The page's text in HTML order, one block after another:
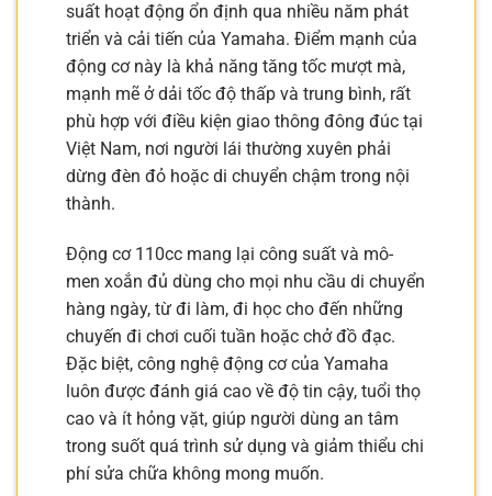
suất hoạt động ổn định qua nhiều năm phát
triển và cải tiến của Yamaha. Điểm mạnh của
động cơ này là khả năng tăng tốc mượt mà,
mạnh mẽ ở dải tốc độ thấp và trung bình, rất
phù hợp với điều kiện giao thông đông đúc tại
Việt Nam, nơi người lái thường xuyên phải
dừng đèn đỏ hoặc di chuyển chậm trong nội
thành.
Động cơ 110cc mang lại công suất và mô-
men xoắn đủ dùng cho mọi nhu cầu di chuyển
hàng ngày, từ đi làm, đi học cho đến những
chuyến đi chơi cuối tuần hoặc chở đồ đạc.
Đặc biệt, công nghệ động cơ của Yamaha
luôn được đánh giá cao về độ tin cậy, tuổi thọ
cao và ít hỏng vặt, giúp người dùng an tâm
trong suốt quá trình sử dụng và giảm thiểu chi
phí sửa chữa không mong muốn.